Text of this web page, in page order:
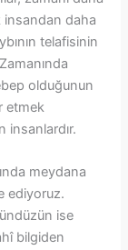
insandan daha
telafisinin
olduğunun
etmek
insanlardır.
meydana
ediyoruz.
ise
bilgiden